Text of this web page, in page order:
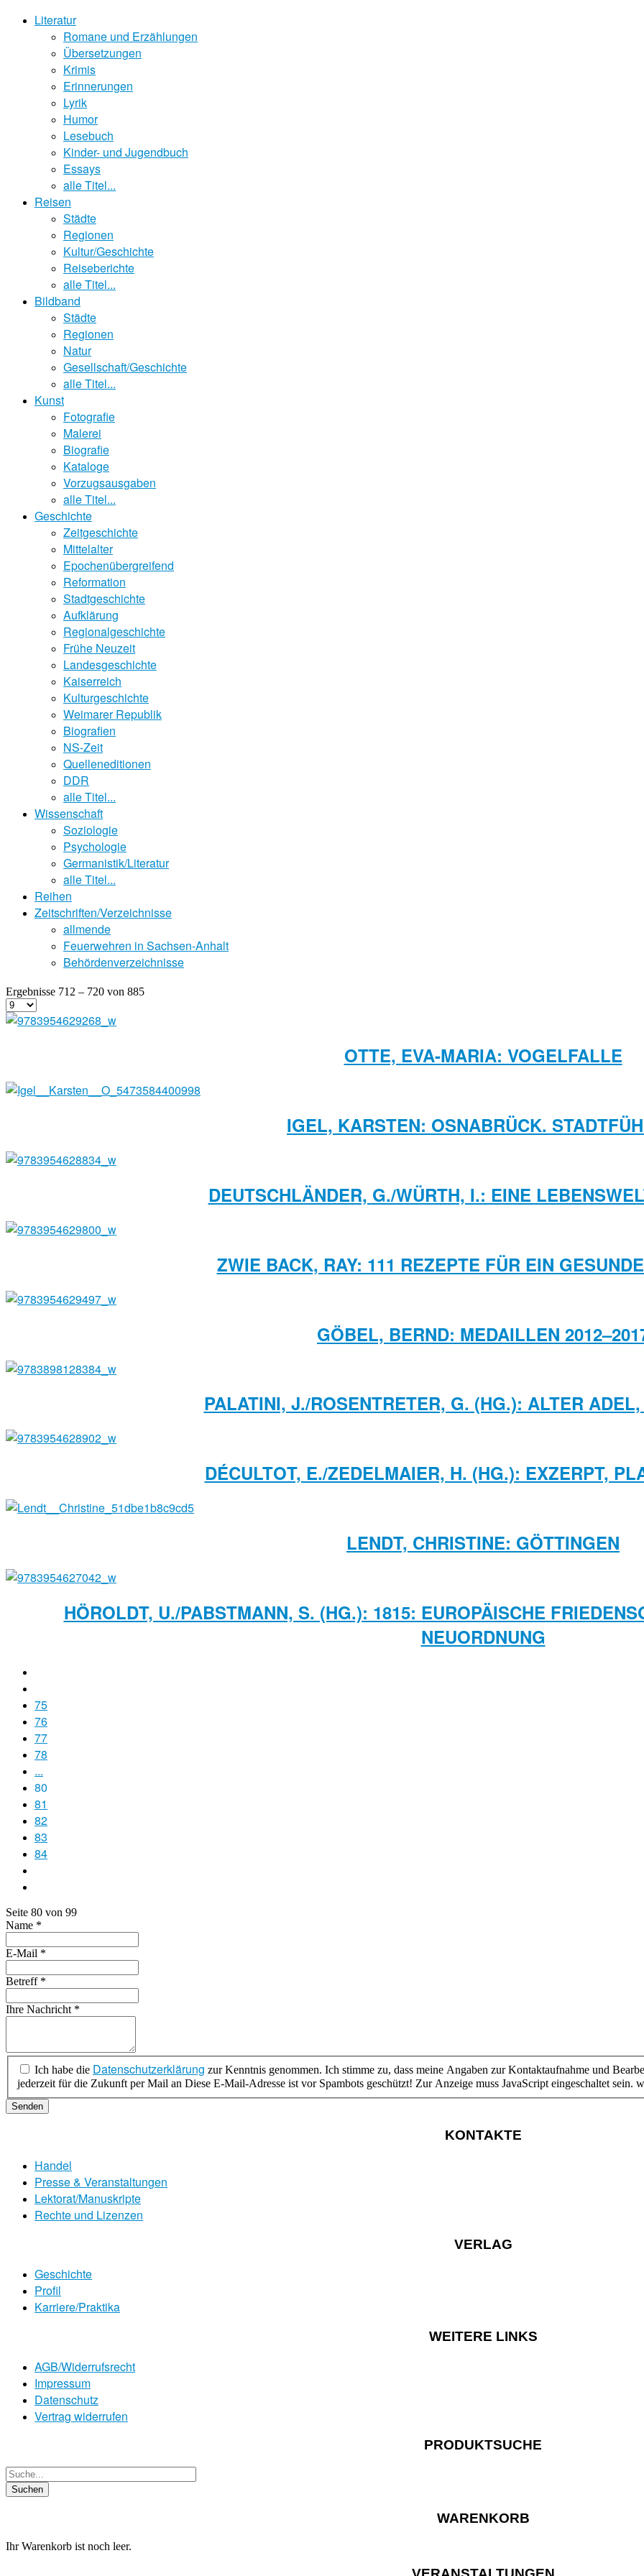
Literatur
Romane und Erzählungen
Übersetzungen
Krimis
Erinnerungen
Lyrik
Humor
Lesebuch
Kinder- und Jugendbuch
Essays
alle Titel...
Reisen
Städte
Regionen
Kultur/Geschichte
Reiseberichte
alle Titel...
Bildband
Städte
Regionen
Natur
Gesellschaft/Geschichte
alle Titel...
Kunst
Fotografie
Malerei
Biografie
Kataloge
Vorzugsausgaben
alle Titel...
Geschichte
Zeitgeschichte
Mittelalter
Epochenübergreifend
Reformation
Stadtgeschichte
Aufklärung
Regionalgeschichte
Frühe Neuzeit
Landesgeschichte
Kaiserreich
Kulturgeschichte
Weimarer Republik
Biografien
NS-Zeit
Quelleneditionen
DDR
alle Titel...
Wissenschaft
Soziologie
Psychologie
Germanistik/Literatur
alle Titel...
Reihen
Zeitschriften/Verzeichnisse
allmende
Feuerwehren in Sachsen-Anhalt
Behördenverzeichnisse
Ergebnisse 712 – 720 von 885
OTTE, EVA-MARIA: VOGELFALLE
IGEL, KARSTEN: OSNABRÜCK.
DEUTSCHLÄNDER, G./WÜRTH, I.: EINE
ZWIE BACK, RAY: 111 REZEPTE FÜR EIN
GÖBEL, BERND: MEDAILLEN
PALATINI, J./ROSENTRETER, G. (HG.): ALTER
DÉCULTOT, E./ZEDELMAIER, H. (HG.): EXZERPT,
LENDT, CHRISTINE: GÖTTINGEN
HÖROLDT, U./PABSTMANN, S. (HG.): 1815: EUROPÄISCHE
NEUORDNUNG
75
76
77
78
...
80
81
82
83
84
Seite 80 von 99
Name *
E-Mail *
Betreff *
Ihre Nachricht *
Ich habe die Datenschutzerklärung zur Kenntnis genommen. Ich stimme zu, dass meine Angaben zur Kontaktaufnahme und Bearbeitung gespeichert werden. Hinweis: Sie können Ihre Einwilligung
jederzeit für die Zukunft per Mail an Diese E-Mail-Adresse ist vor Spambots geschützt! Zur Anzeige muss JavaScript eingeschaltet sein.
Senden
KONTAKTE
Handel
Presse & Veranstaltungen
Lektorat/Manuskripte
Rechte und Lizenzen
VERLAG
Geschichte
Profil
Karriere/Praktika
WEITERE LINKS
AGB/Widerrufsrecht
Impressum
Datenschutz
Vertrag widerrufen
PRODUKTSUCHE
WARENKORB
Ihr Warenkorb ist noch leer.